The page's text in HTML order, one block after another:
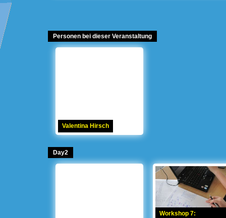
Personen bei dieser Veranstaltung
Valentina Hirsch
Day2
Workshop 7: